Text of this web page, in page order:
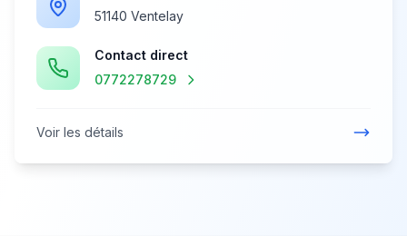
51140 Ventelay
Contact direct
0772278729
Voir les détails